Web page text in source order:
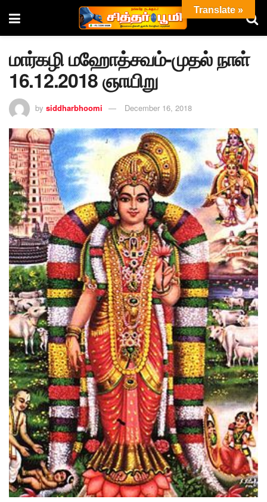
மார்கழி மஹோத்சவம்-முதல் நாள்
16.12.2018 ஞாயிறு
by siddharbhoomi December 16, 2018
Translate »